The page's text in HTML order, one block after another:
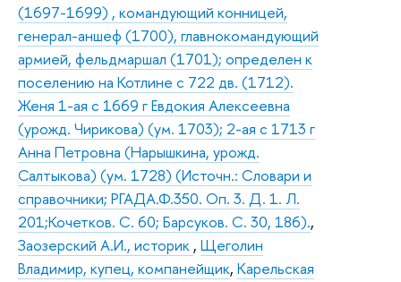
(1697-1699) , командующий конницей,
генерал-аншеф (1700), главнокомандующий
армией, фельдмаршал (1701); определен к
поселению на Котлине с 722 дв. (1712).
Женя 1-ая с 1669 г Евдокия Алексеевна
(урожд. Чирикова) (ум. 1703); 2-ая с 1713 г
Анна Петровна (Нарышкина, урожд.
Салтыкова) (ум. 1728) (Источн.: Словари и
справочники; РГАДА.Ф.350. Оп. 3. Д. 1. Л.
201;Кочетков. С. 60; Барсуков. С. 30, 186).,
Заозерский А.И., историк , Щеголин
Владимир, купец, компанейщик, Карельская